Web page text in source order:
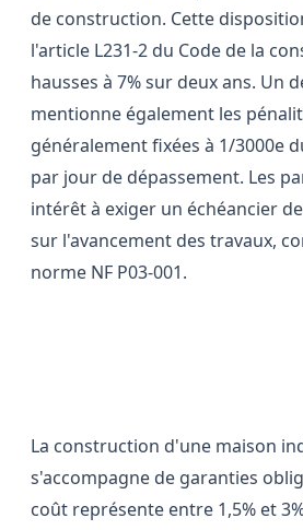
de construction. Cette
l'article L231-2 du Code de la
hausses à 7% sur deux ans. Un
mentionne également les
généralement fixées à 1/3000e
par jour de dépassement. Les
intérêt à exiger un échéancier
sur l'avancement des travaux,
norme NF P03-001.
La construction d'une maison
s'accompagne de garanties
coût représente entre 1,5% et